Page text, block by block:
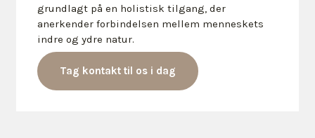
grundlagt på en holistisk tilgang, der
anerkender forbindelsen mellem menneskets
indre og ydre natur.
Tag kontakt til os i dag